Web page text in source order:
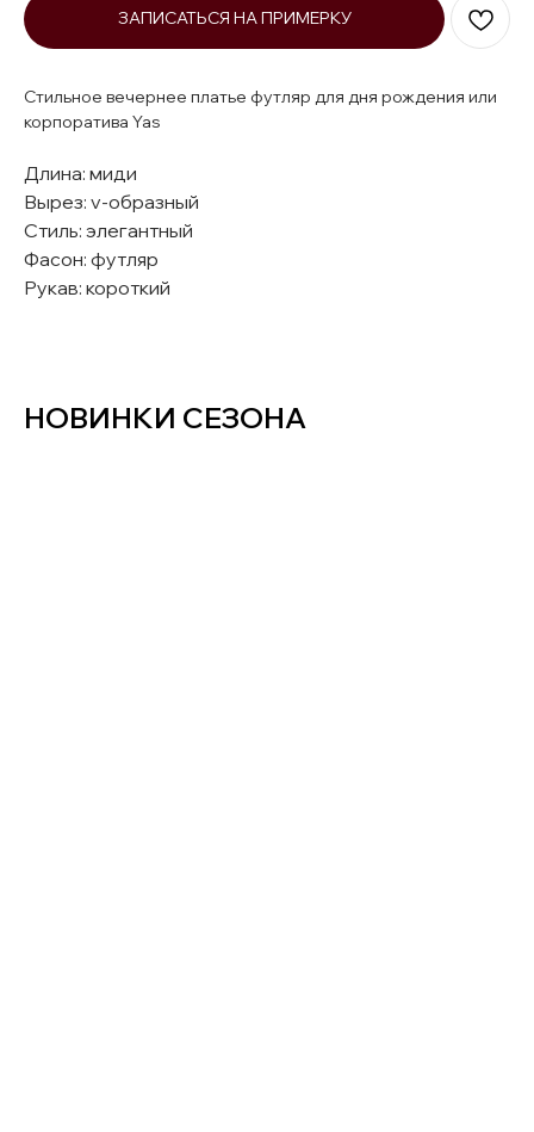
ЗАПИСАТЬСЯ НА ПРИМЕРКУ
Стильное вечернее платье футляр для дня рождения или
корпоратива Yas
Длина: миди
Вырез: v-образный
Стиль: элегантный
Фасон: футляр
Рукав: короткий
НОВИНКИ СЕЗОНА